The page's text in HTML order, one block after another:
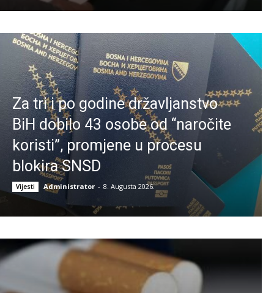
Za tri i po godine državljanstvo
BiH dobilo 43 osobe od “naročite
koristi”, promjene u procesu
blokira SNSD
Vijesti Administrator - 8. Augusta 2026.